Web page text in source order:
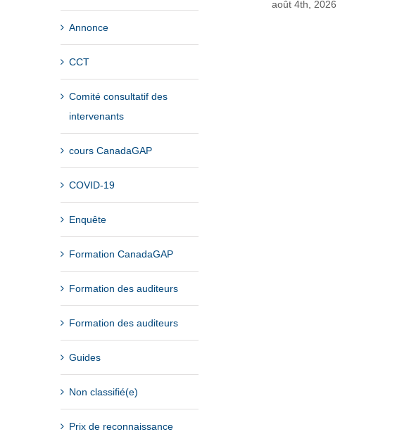
août 4th, 2026
Annonce
CCT
Comité consultatif des
intervenants
cours CanadaGAP
COVID-19
Enquête
Formation CanadaGAP
Formation des auditeurs
Formation des auditeurs
Guides
Non classifié(e)
Prix de reconnaissance